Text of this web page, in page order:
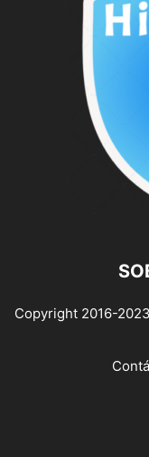
Copyright 2016-